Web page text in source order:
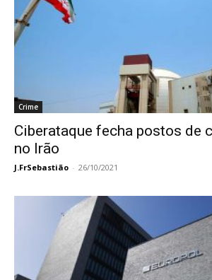
Crime
Ciberataque fecha postos de
no Irão
J.FrSebastião - 26/10/2021